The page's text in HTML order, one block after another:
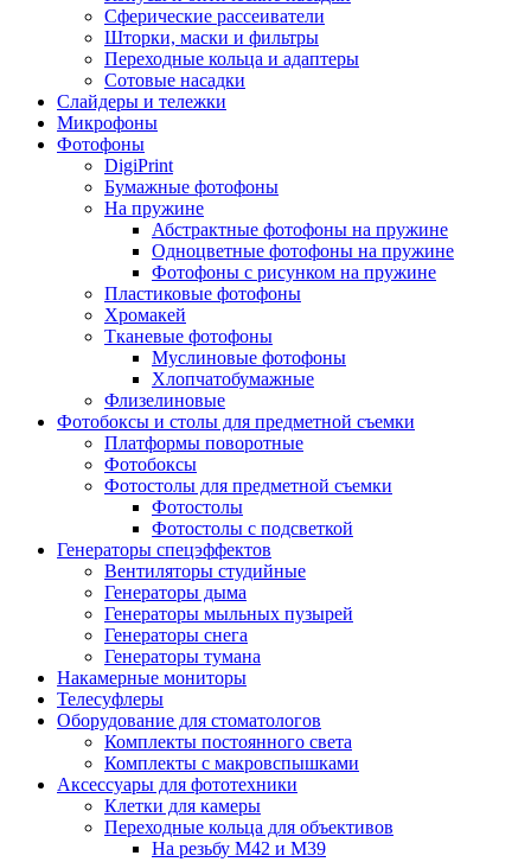
Сферические рассеиватели
Шторки, маски и фильтры
Переходные кольца и адаптеры
Сотовые насадки
Слайдеры и тележки
Микрофоны
Фотофоны
DigiPrint
Бумажные фотофоны
На пружине
Абстрактные фотофоны на пружине
Одноцветные фотофоны на пружине
Фотофоны с рисунком на пружине
Пластиковые фотофоны
Хромакей
Тканевые фотофоны
Муслиновые фотофоны
Хлопчатобумажные
Флизелиновые
Фотобоксы и столы для предметной съемки
Платформы поворотные
Фотобоксы
Фотостолы для предметной съемки
Фотостолы
Фотостолы с подсветкой
Генераторы спецэффектов
Вентиляторы студийные
Генераторы дыма
Генераторы мыльных пузырей
Генераторы снега
Генераторы тумана
Накамерные мониторы
Телесуфлеры
Оборудование для стоматологов
Комплекты постоянного света
Комплекты с макровспышками
Аксессуары для фототехники
Клетки для камеры
Переходные кольца для объективов
На резьбу М42 и М39